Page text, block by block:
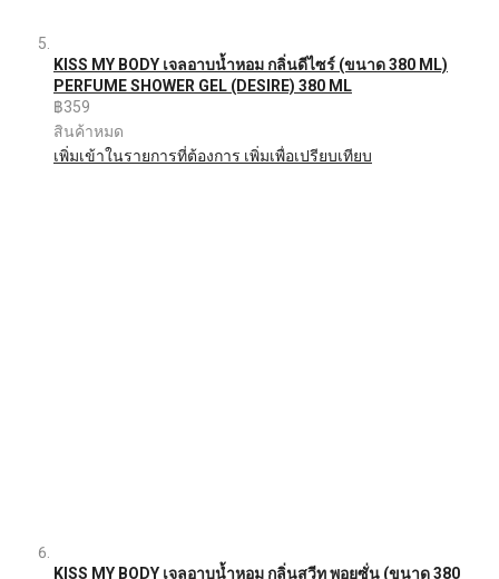
KISS MY BODY เจลอาบน้ำหอม กลิ่นดีไซร์ (ขนาด 380 ML)
PERFUME SHOWER GEL (DESIRE) 380 ML
฿359
สินค้าหมด
เพิ่มเข้าในรายการที่ต้องการ เพิ่มเพื่อเปรียบเทียบ
KISS MY BODY เจลอาบน้ำหอม กลิ่นสวีท พอยซั่น (ขนาด 380